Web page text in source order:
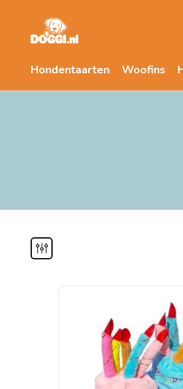
Hondentaarten Woofins